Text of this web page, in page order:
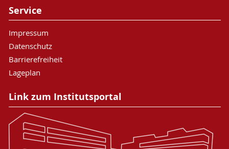
Service
Impressum
Datenschutz
Barrierefreiheit
Lageplan
Link zum Institutsportal